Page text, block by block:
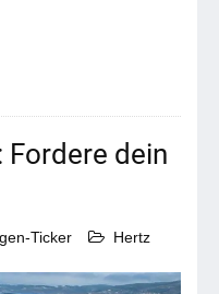
Fordere dein
Ticker Hertz